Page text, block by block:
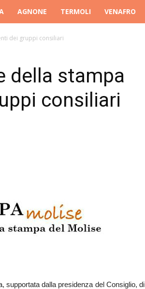
AGNONE TERMOLI VENAFRO
dei gruppi consiliari
della stampa
consiliari
supportata dalla presidenza del Consiglio, di